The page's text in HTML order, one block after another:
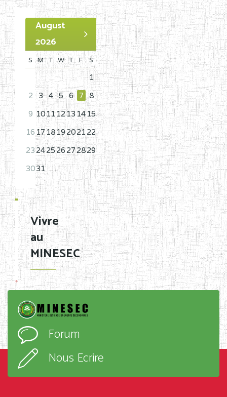
August
2026
S M T W T F S
1
2
3 4 5 6 7
8
9 1011 12131415
16 171819202122
23 2425 26272829
3031
Vivre
au
MINESEC
Forum
Nous Ecrire